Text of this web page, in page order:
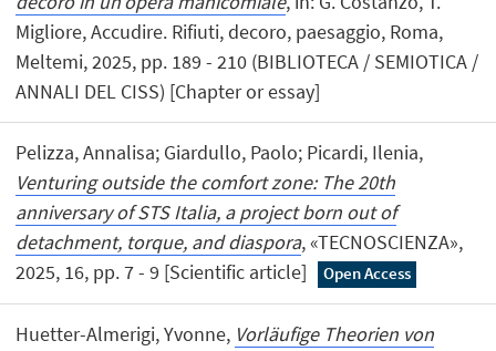
Migliore, Accudire. Rifiuti, decoro, paesaggio, Roma,
Meltemi, 2025, pp. 189 - 210 (BIBLIOTECA / SEMIOTICA /
ANNALI DEL CISS) [Chapter or essay]
Pelizza, Annalisa; Giardullo, Paolo; Picardi, Ilenia,
Venturing outside the comfort zone: The 20th
anniversary of STS Italia, a project born out of
detachment, torque, and diaspora, «TECNOSCIENZA»,
2025, 16, pp. 7 - 9 [Scientific article]
Open Access
Huetter-Almerigi, Yvonne, Vorläufige Theorien von